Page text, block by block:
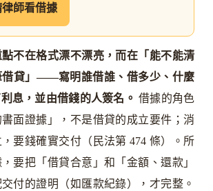
師看借據
不在格式漂不漂亮，而在「能不能清
借貸」——寫明誰借誰、借多少、什麼
息，並由借錢的人簽名。 借據的角色
面證據」，不是借貸的成立要件；消
要錢確實交付（民法第 474 條）。所
要把「借貸合意」和「金額、還款」
付的證明（如匯款紀錄），才完整。